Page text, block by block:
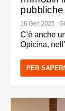
16 Gen 2025 |
C’è anche
Opicina,
PER